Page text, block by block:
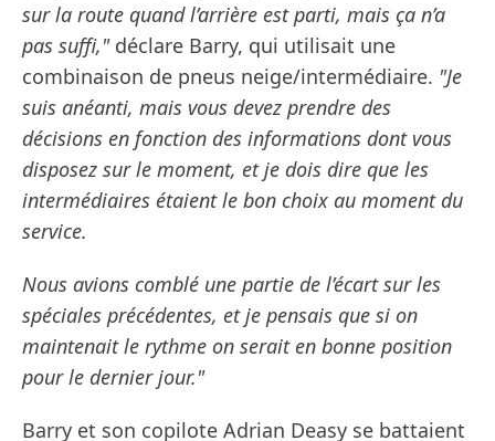
sur la route quand l’arrière est parti, mais ça n’a
pas suffi,"déclare Barry, qui utilisait une
combinaison de pneus neige/intermédiaire. "Je
suis anéanti, mais vous devez prendre des
décisions en fonction des informations dont vous
disposez sur le moment, et je dois dire que les
intermédiaires étaient le bon choix au moment du
service.
Nous avions comblé une partie de l’écart sur les
spéciales précédentes, et je pensais que si on
maintenait le rythme on serait en bonne position
pour le dernier jour."
Barry et son copilote Adrian Deasy se battaient